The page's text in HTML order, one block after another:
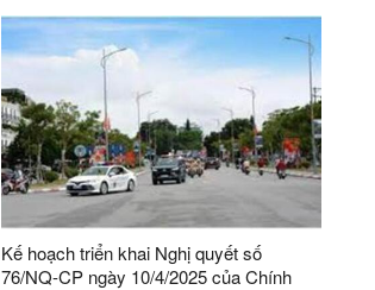
bàn tỉnh Lạng Sơn
Kế hoạch triển khai Nghị quyết số
76/NQ-CP ngày 10/4/2025 của Chính